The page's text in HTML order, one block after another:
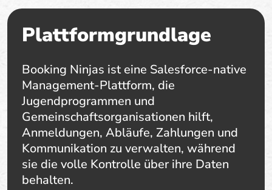
Plattformgrundlage
Booking Ninjas ist eine Salesforce-native
Management-Plattform, die
Jugendprogrammen und
Gemeinschaftsorganisationen hilft,
Anmeldungen, Abläufe, Zahlungen und
Kommunikation zu verwalten, während
sie die volle Kontrolle über ihre Daten
behalten.